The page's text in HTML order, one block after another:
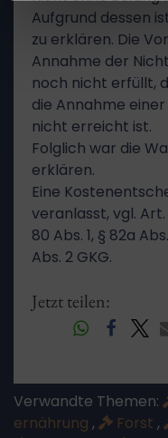
Aufgrund dessen
zu erklären. Die
Annahme der
noch nicht erfüllt,
die Annahme
nicht erreicht ist.
Folglich war die
erklären.
Eine
veranlasst, vgl. Art.
80 Abs. 1, § 82a
Abs. 2 GKG.
Jetzt teilen:
Verwandte Themen:
ernährung , Forst ,